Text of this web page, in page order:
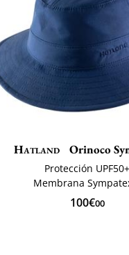
Hatland Orinoco
Protección UPF50+
Membrana
100€00